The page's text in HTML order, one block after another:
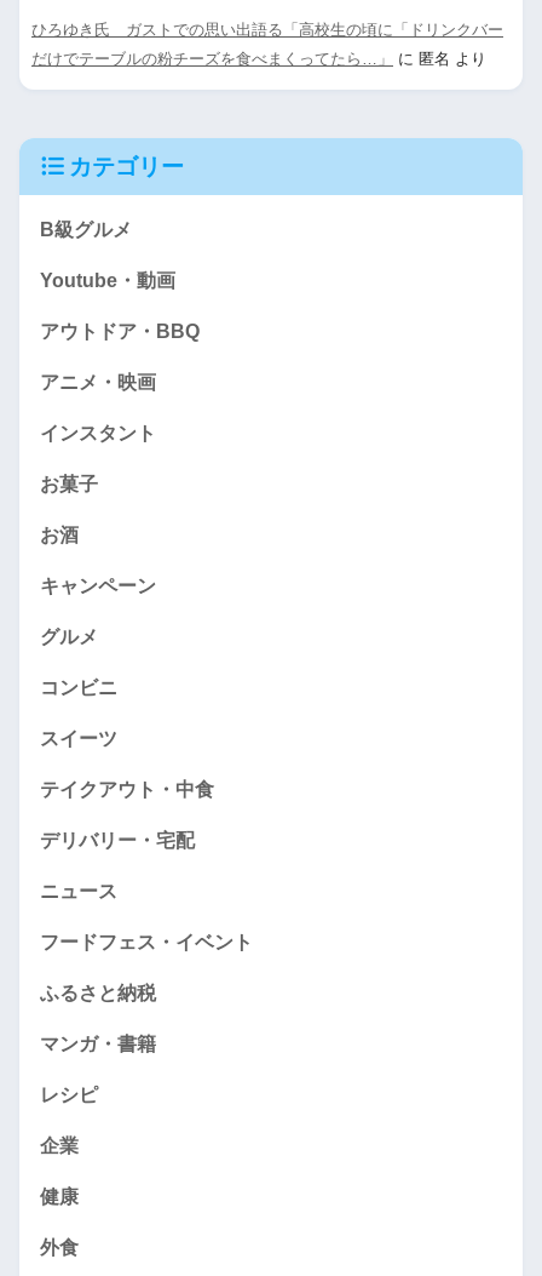
ひろゆき氏 ガストでの思い出語る「高校生の頃に「ドリンクバー
だけでテーブルの粉チーズを食べまくってたら…」
に 匿名 より
カテゴリー
B級グルメ
Youtube・動画
アウトドア・BBQ
アニメ・映画
インスタント
お菓子
お酒
キャンペーン
グルメ
コンビニ
スイーツ
テイクアウト・中食
デリバリー・宅配
ニュース
フードフェス・イベント
ふるさと納税
マンガ・書籍
レシピ
企業
健康
外食